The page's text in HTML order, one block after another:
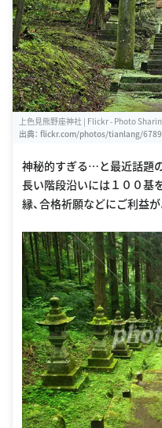
上色見熊野座神社 | Flickr - Photo
出典： flickr.com/photos/tianlang/
神秘的すぎる…と最近話題
長い階段沿いには１００基
縁、合格祈願などにご利益